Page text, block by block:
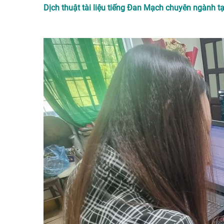
Dịch thuật tài liệu tiếng Đan Mạch chuyên ngành